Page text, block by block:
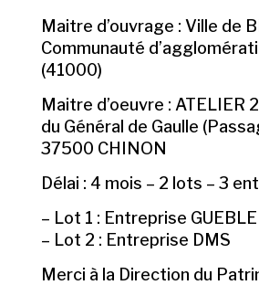
Maitre d’ouvrage : Ville de
Communauté
(41000)
Maitre d’oeuvre : ATELIER
du Général de Gaulle
37500 CHINON
Délai : 4 mois – 2 lots – 3
– Lot 1 : Entreprise GUEBLE
– Lot 2 : Entreprise DMS
Merci à la Direction du